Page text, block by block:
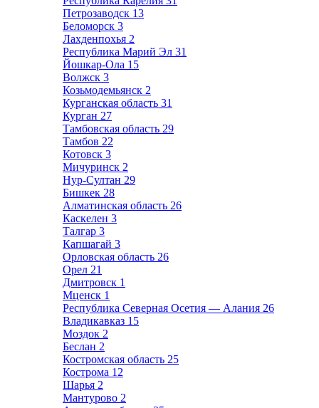
Петрозаводск 13
Беломорск 3
Лахденпохья 2
Республика Марий Эл 31
Йошкар-Ола 15
Волжск 3
Козьмодемьянск 2
Курганская область 31
Курган 27
Тамбовская область 29
Тамбов 22
Котовск 3
Мичуринск 2
Нур-Султан 29
Бишкек 28
Алматинская область 26
Каскелен 3
Талгар 3
Капшагай 3
Орловская область 26
Орел 21
Дмитровск 1
Мценск 1
Республика Северная Осетия — Алания 26
Владикавказ 15
Моздок 2
Беслан 2
Костромская область 25
Кострома 12
Шарья 2
Мантурово 2